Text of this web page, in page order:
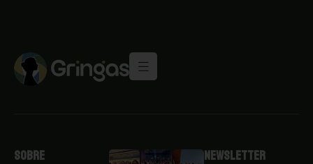
Sobre Newsletter